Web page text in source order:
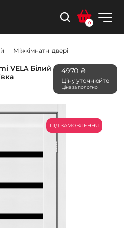
0
Міжкімнатні двері
VELA Білий
4970 ₴
Ціну уточнюйте
Ціна за полотно
ПІД ЗАМОВЛЕННЯ